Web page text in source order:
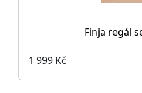
Finja regál
1 999 Kč